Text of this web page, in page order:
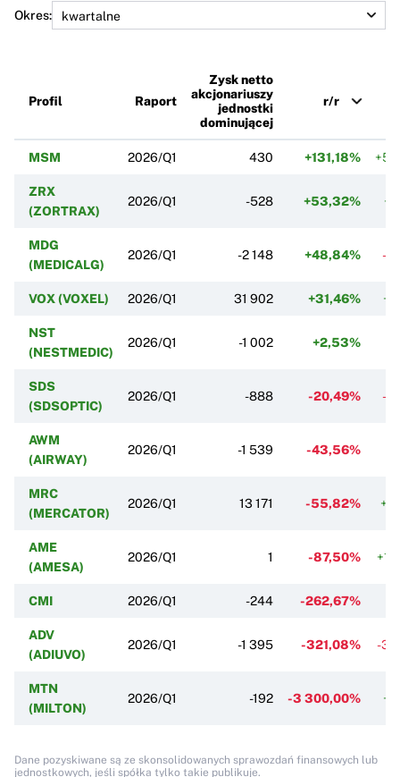
Okres:
Profil Raport
Zysk netto
akcjonariuszy
jednostki
dominującej
r/r
MSM 2026/Q1 430 +131,18%
ZRX
(ZORTRAX)
2026/Q1 -528 +53,32%
MDG
(MEDICALG)
2026/Q1 -2 148 +48,84% -
VOX (VOXEL) 2026/Q1 31 902 +31,46%
NST
(NESTMEDIC)
2026/Q1 -1 002 +2,53%
SDS
(SDSOPTIC)
2026/Q1 -888 -20,49% -
AWM
(AIRWAY)
2026/Q1 -1 539 -43,56%
MRC
(MERCATOR)
2026/Q1 13 171 -55,82%
AME
(AMESA)
2026/Q1 1 -87,50%
CMI 2026/Q1 -244 -262,67%
ADV
(ADIUVO)
2026/Q1 -1 395 -321,08% -
MTN
(MILTON)
2026/Q1 -192 -3 300,00%
Dane pozyskiwane są ze skonsolidowanych sprawozdań finansowych lub
jednostkowych, jeśli spółka tylko takie publikuje.